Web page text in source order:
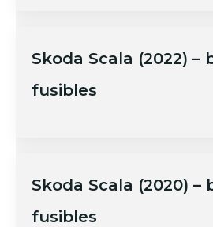
Skoda Scala (2022) –
fusibles
Skoda Scala (2020) –
fusibles